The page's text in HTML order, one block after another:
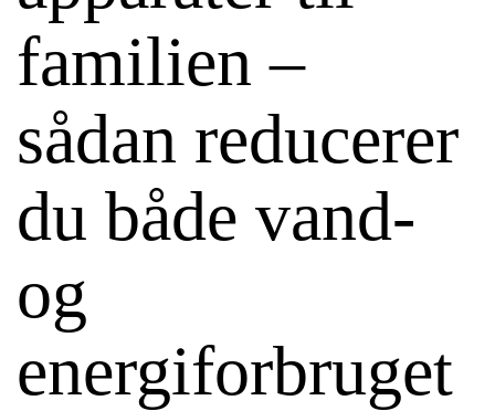
familien –
sådan reducerer
du både vand-
og
energiforbruget